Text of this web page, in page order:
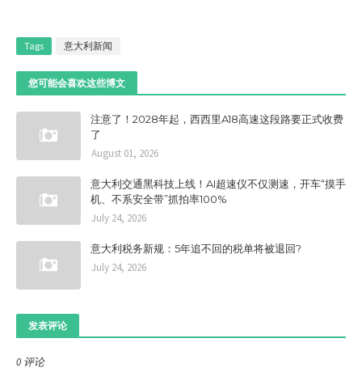
Tags 意大利新闻
您可能会喜欢这些博文
注意了！2028年起，西西里A18高速这段路要正式收费
了
August 01, 2026
意大利交通黑科技上线！AI超速仪不仅测速，开车“摸手
机、不系安全带”抓拍率100%
July 24, 2026
意大利税务新规：5年追不回的税单将被退回?
July 24, 2026
发表评论
0 评论